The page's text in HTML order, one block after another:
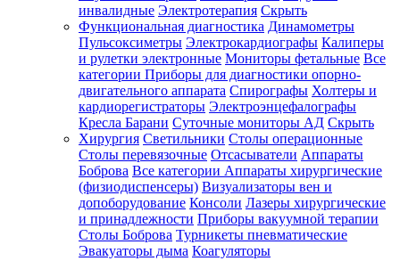
инвалидные Электротерапия Скрыть
Функциональная диагностика Динамометры
Пульсоксиметры Электрокардиографы Калиперы
и рулетки электронные Мониторы фетальные Все
категории Приборы для диагностики опорно-
двигательного аппарата Спирографы Холтеры и
кардиорегистраторы Электроэнцефалографы
Кресла Барани Суточные мониторы АД Скрыть
Хирургия Светильники Столы операционные
Столы перевязочные Отсасыватели Аппараты
Боброва Все категории Аппараты хирургические
(физиодиспенсеры) Визуализаторы вен и
допоборудование Консоли Лазеры хирургические
и принадлежности Приборы вакуумной терапии
Столы Боброва Турникеты пневматические
Эвакуаторы дыма Коагуляторы